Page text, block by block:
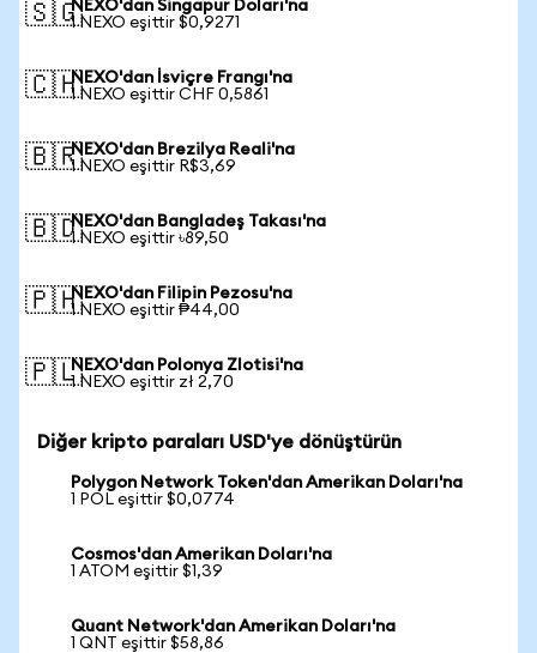
🇸🇬NEXO'dan Singapur Doları'na
1 NEXO eşittir $0,9271
🇨🇭NEXO'dan İsviçre Frangı'na
1 NEXO eşittir CHF 0,5861
🇧🇷NEXO'dan Brezilya Reali'na
1 NEXO eşittir R$3,69
🇧🇩NEXO'dan Bangladeş Takası'na
1 NEXO eşittir ৳89,50
🇵🇭NEXO'dan Filipin Pezosu'na
1 NEXO eşittir ₱44,00
🇵🇱NEXO'dan Polonya Zlotisi'na
1 NEXO eşittir zł 2,70
Diğer kripto paraları USD'ye dönüştürün
Polygon Network Token'dan Amerikan Doları'na
1 POL eşittir $0,0774
Cosmos'dan Amerikan Doları'na
1 ATOM eşittir $1,39
Quant Network'dan Amerikan Doları'na
1 QNT eşittir $58,86